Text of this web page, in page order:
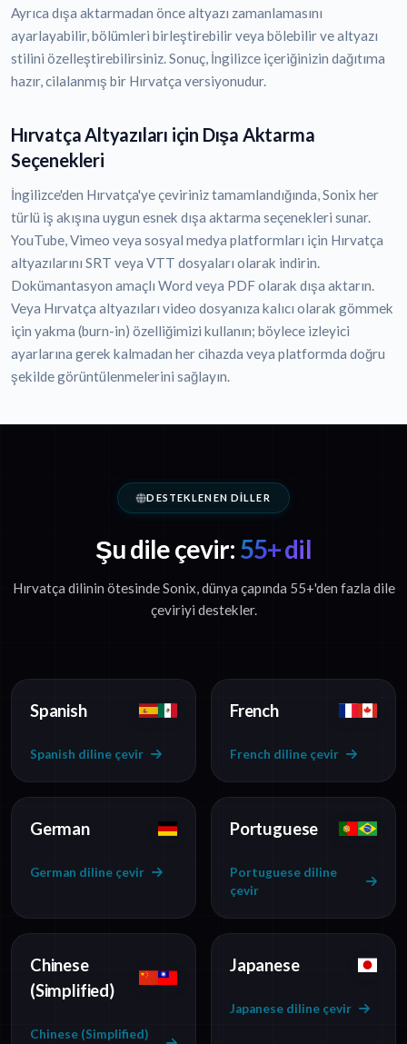
Ayrıca dışa aktarmadan önce altyazı zamanlamasını
ayarlayabilir, bölümleri birleştirebilir veya bölebilir ve altyazı
stilini özelleştirebilirsiniz. Sonuç, İngilizce içeriğinizin dağıtıma
hazır, cilalanmış bir Hırvatça versiyonudur.
Hırvatça Altyazıları için Dışa Aktarma
Seçenekleri
İngilizce'den Hırvatça'ye çeviriniz tamamlandığında, Sonix her
türlü iş akışına uygun esnek dışa aktarma seçenekleri sunar.
YouTube, Vimeo veya sosyal medya platformları için Hırvatça
altyazılarını SRT veya VTT dosyaları olarak indirin.
Dokümantasyon amaçlı Word veya PDF olarak dışa aktarın.
Veya Hırvatça altyazıları video dosyanıza kalıcı olarak gömmek
için yakma (burn-in) özelliğimizi kullanın; böylece izleyici
ayarlarına gerek kalmadan her cihazda veya platformda doğru
şekilde görüntülenmelerini sağlayın.
DESTEKLENEN DILLER
Şu dile çevir: 55+ dil
Hırvatça dilinin ötesinde Sonix, dünya çapında 55+'den fazla dile
çeviriyi destekler.
Spanish
Spanish diline çevir
French
French diline çevir
German
German diline çevir
Portuguese
Portuguese diline
çevir
Chinese
(Simplified)
Chinese (Simplified)
Japanese
Japanese diline çevir